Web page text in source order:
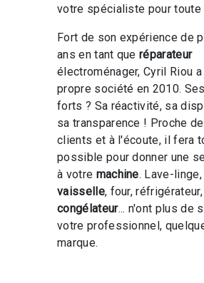
votre spécialiste pour toute
Fort de son expérience de
ans en tant queréparateur
électroménager, Cyril Riou
propre société en 2010.
forts ? Sa réactivité, sa
sa transparence ! Proche
clients et à l'écoute, il fera
possible pour donner une
à votre machine. Lave-linge,
vaisselle, four, réfrigérateur,
congélateur... n'ont plus de
votre professionnel,
marque.